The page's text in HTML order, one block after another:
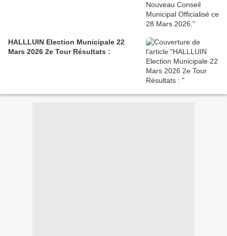
HALLLUIN Election Municipale 22
Mars 2026 2e Tour Résultats :